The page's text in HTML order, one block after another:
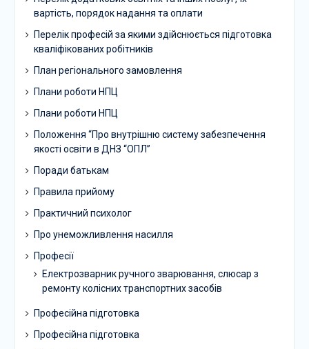
вартість, порядок надання та оплати
Перелік професій за якими здійснюється підготовка
кваліфікованих робітників
План регіонального замовлення
Плани роботи НПЦ
Плани роботи НПЦ
Положення “Про внутрішню систему забезпечення
якості освіти в ДНЗ “ОПЛ”
Поради батькам
Правила прийому
Практичний психолог
Про унеможливлення насилля
Професії
Електрозварник ручного зварювання, слюсар з
ремонту колісних транспортних засобів
Професійна підготовка
Професійна підготовка